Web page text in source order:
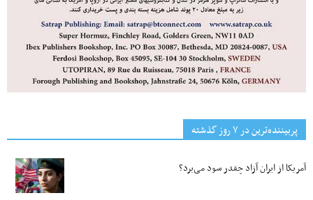
پربیننده‌ترین‌ در ۷ روز گذشته
آمریکا از ایران آزاد چقدر سود می‌برد؟